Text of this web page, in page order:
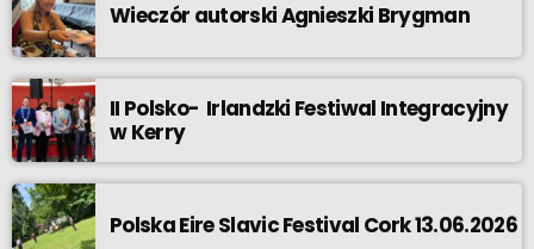
Wieczór autorski Agnieszki Brygman
II Polsko- Irlandzki Festiwal Integracyjny
w Kerry
Polska Eire Slavic Festival Cork 13.06.2026